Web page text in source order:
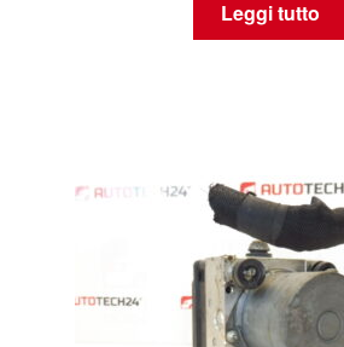
Leggi tutto